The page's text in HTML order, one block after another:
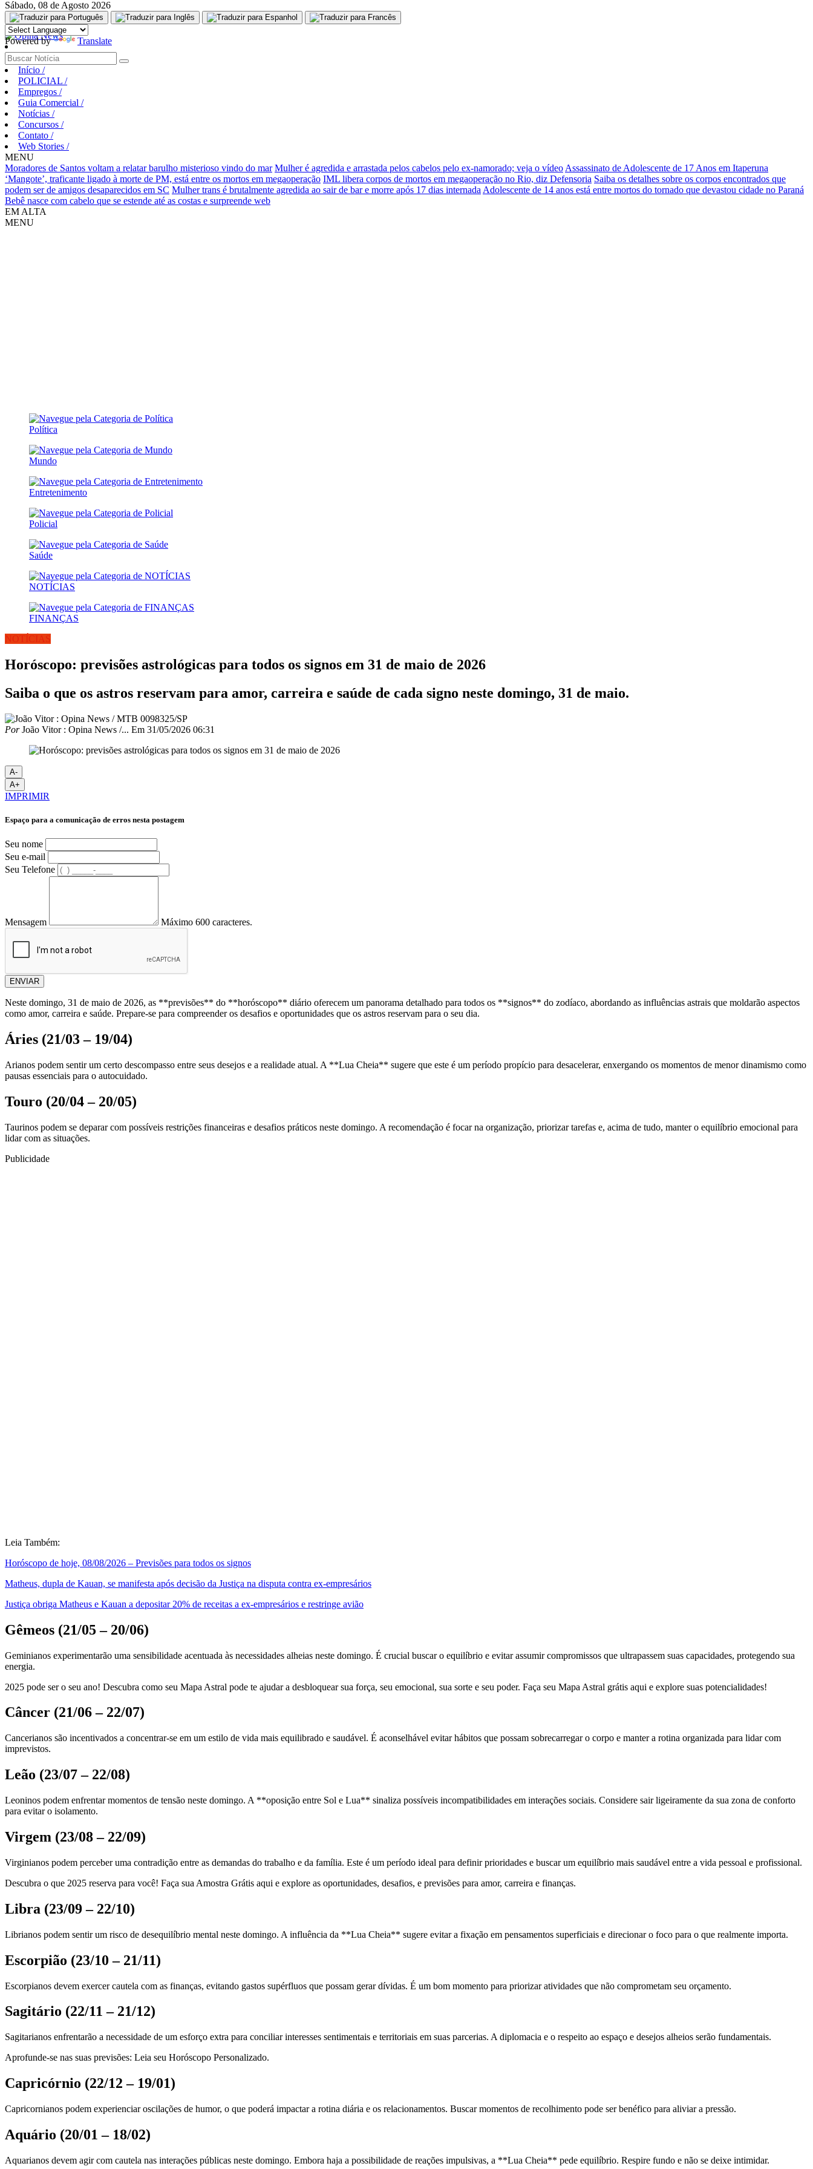
Aguarde, carregando...
Sábado, 08 de Agosto 2026
Powered by Translate
Início /
POLICIAL /
Empregos /
Guia Comercial /
Notícias /
Concursos /
Contato /
Web Stories /
MENU
Moradores de Santos voltam a relatar barulho misterioso vindo do mar Mulher é agredida e arrastada pelos cabelos pelo ex-namorado; veja o vídeo Assassinato de Adolescente de 17 Anos em Itaperuna
‘Mangote’, traficante ligado à morte de PM, está entre os mortos em megaoperação IML libera corpos de mortos em megaoperação no Rio, diz Defensoria Saiba os detalhes sobre os corpos encontrados que
podem ser de amigos desaparecidos em SC Mulher trans é brutalmente agredida ao sair de bar e morre após 17 dias internada Adolescente de 14 anos está entre mortos do tornado que devastou cidade no Paraná
Bebê nasce com cabelo que se estende até as costas e surpreende web
EM ALTA
MENU
Política
Mundo
Entretenimento
Policial
Saúde
NOTÍCIAS
FINANÇAS
NOTÍCIAS
Horóscopo: previsões astrológicas para todos os signos em 31 de maio de 2026
Saiba o que os astros reservam para amor, carreira e saúde de cada signo neste domingo, 31 de maio.
PorJoão Vitor : Opina News /... Em 31/05/2026 06:31
A-
A+
IMPRIMIR
Espaço para a comunicação de erros nesta postagem
Seu nome
Seu e-mail
Seu Telefone
Mensagem Máximo 600 caracteres.
ENVIAR
Neste domingo, 31 de maio de 2026, as **previsões** do **horóscopo** diário oferecem um panorama detalhado para todos os **signos** do zodíaco, abordando as influências astrais que moldarão aspectos
como amor, carreira e saúde. Prepare-se para compreender os desafios e oportunidades que os astros reservam para o seu dia.
Áries (21/03 – 19/04)
Arianos podem sentir um certo descompasso entre seus desejos e a realidade atual. A **Lua Cheia** sugere que este é um período propício para desacelerar, enxergando os momentos de menor dinamismo como
pausas essenciais para o autocuidado.
Touro (20/04 – 20/05)
Taurinos podem se deparar com possíveis restrições financeiras e desafios práticos neste domingo. A recomendação é focar na organização, priorizar tarefas e, acima de tudo, manter o equilíbrio emocional para
lidar com as situações.
Publicidade
Leia Também:
Horóscopo de hoje, 08/08/2026 – Previsões para todos os signos
Matheus, dupla de Kauan, se manifesta após decisão da Justiça na disputa contra ex-empresários
Justiça obriga Matheus e Kauan a depositar 20% de receitas a ex-empresários e restringe avião
Gêmeos (21/05 – 20/06)
Geminianos experimentarão uma sensibilidade acentuada às necessidades alheias neste domingo. É crucial buscar o equilíbrio e evitar assumir compromissos que ultrapassem suas capacidades, protegendo sua
energia.
2025 pode ser o seu ano! Descubra como seu Mapa Astral pode te ajudar a desbloquear sua força, seu emocional, sua sorte e seu poder. Faça seu Mapa Astral grátis aqui e explore suas potencialidades!
Câncer (21/06 – 22/07)
Cancerianos são incentivados a concentrar-se em um estilo de vida mais equilibrado e saudável. É aconselhável evitar hábitos que possam sobrecarregar o corpo e manter a rotina organizada para lidar com
imprevistos.
Leão (23/07 – 22/08)
Leoninos podem enfrentar momentos de tensão neste domingo. A **oposição entre Sol e Lua** sinaliza possíveis incompatibilidades em interações sociais. Considere sair ligeiramente da sua zona de conforto
para evitar o isolamento.
Virgem (23/08 – 22/09)
Virginianos podem perceber uma contradição entre as demandas do trabalho e da família. Este é um período ideal para definir prioridades e buscar um equilíbrio mais saudável entre a vida pessoal e profissional.
Descubra o que 2025 reserva para você! Faça sua Amostra Grátis aqui e explore as oportunidades, desafios, e previsões para amor, carreira e finanças.
Libra (23/09 – 22/10)
Librianos podem sentir um risco de desequilíbrio mental neste domingo. A influência da **Lua Cheia** sugere evitar a fixação em pensamentos superficiais e direcionar o foco para o que realmente importa.
Escorpião (23/10 – 21/11)
Escorpianos devem exercer cautela com as finanças, evitando gastos supérfluos que possam gerar dívidas. É um bom momento para priorizar atividades que não comprometam seu orçamento.
Sagitário (22/11 – 21/12)
Sagitarianos enfrentarão a necessidade de um esforço extra para conciliar interesses sentimentais e territoriais em suas parcerias. A diplomacia e o respeito ao espaço e desejos alheios serão fundamentais.
Aprofunde-se nas suas previsões: Leia seu Horóscopo Personalizado.
Capricórnio (22/12 – 19/01)
Capricornianos podem experienciar oscilações de humor, o que poderá impactar a rotina diária e os relacionamentos. Buscar momentos de recolhimento pode ser benéfico para aliviar a pressão.
Aquário (20/01 – 18/02)
Aquarianos devem agir com cautela nas interações públicas neste domingo. Embora haja a possibilidade de reações impulsivas, a **Lua Cheia** pede equilíbrio. Respire fundo e não se deixe intimidar.